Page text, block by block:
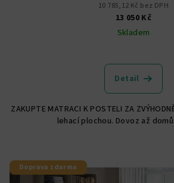
10 785,12 Kč bez DPH
13 050 Kč
Skladem
Detail
ZAKUPTE MATRACI K POSTELI ZA
lehací plochou. Dovoz až
Doprava zdarma